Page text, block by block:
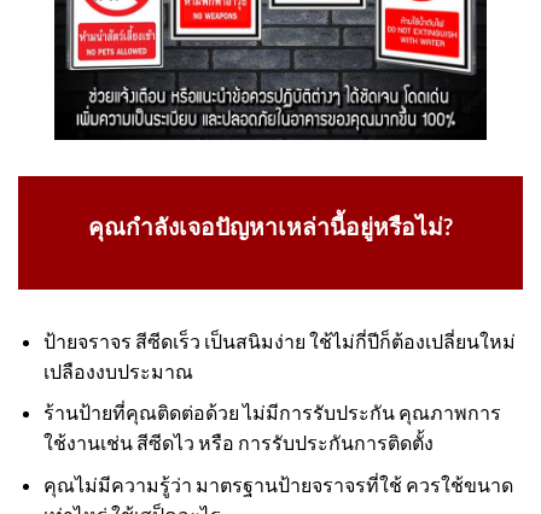
คุณกำลังเจอปัญหาเหล่านี้อยู่หรือไม่?
ป้ายจราจร สีซีดเร็ว เป็นสนิมง่าย ใช้ไม่กี่ปีก็ต้องเปลี่ยนใหม่
เปลืองงบประมาณ
ร้านป้ายที่คุณติดต่อด้วย ไม่มีการรับประกัน คุณภาพการ
ใช้งานเช่น สีซีดไว หรือ การรับประกันการติดตั้ง
คุณไม่มีความรู้ว่า มาตรฐานป้ายจราจรที่ใช้ ควรใช้ขนาด